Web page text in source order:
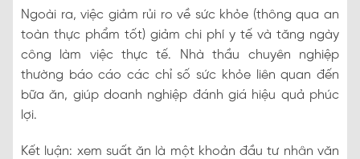
Ngoài ra, việc giảm rủi ro về sức khỏe (thông qua an
toàn thực phẩm tốt) giảm chi phí y tế và tăng ngày
công làm việc thực tế. Nhà thầu chuyên nghiệp
thường báo cáo các chỉ số sức khỏe liên quan đến
bữa ăn, giúp doanh nghiệp đánh giá hiệu quả phúc
lợi.
Kết luận: xem suất ăn là một khoản đầu tư nhân văn